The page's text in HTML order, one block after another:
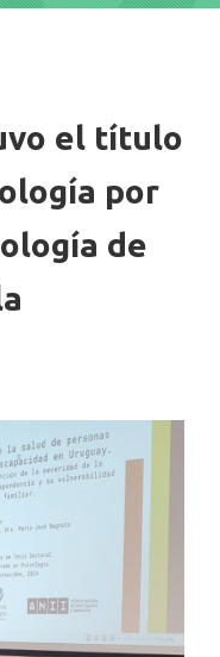
el título
por
de